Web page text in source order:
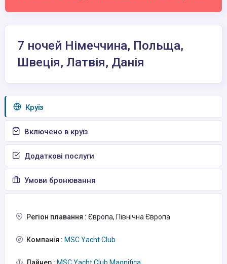
7 ночей Німеччина, Польща,
Швеція, Латвія, Данія
Круїз
Включено в круїз
Додаткові послуги
Умови бронювання
Регіон плавання : Європа, Північна Європа
Компанія : MSC Yacht Club